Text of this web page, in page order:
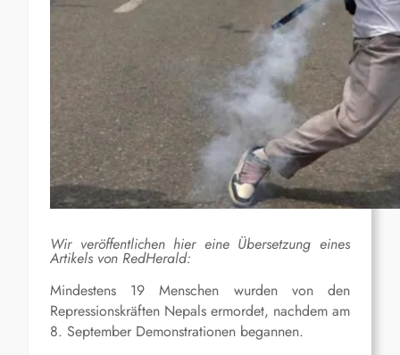
Wir veröffentlichen hier eine Übersetzung eines
Artikels von RedHerald:
Mindestens 19 Menschen wurden von den
Repressionskräften Nepals ermordet, nachdem am
8. September Demonstrationen begannen.